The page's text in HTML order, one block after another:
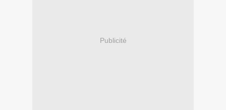
Publicité